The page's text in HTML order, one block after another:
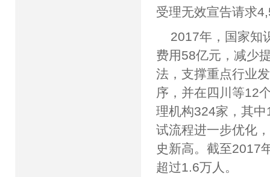
受理无效宣告请求
2017年，国家知
费用58亿元，减少
法，支撑重点行业
序，并在四川等12
理机构324家，其
试流程进一步优化
史新高。截至2017
超过1.6万人。